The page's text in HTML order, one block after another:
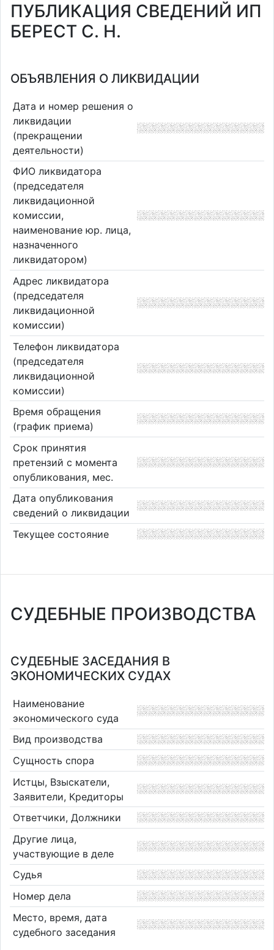
ПУБЛИКАЦИЯ СВЕДЕНИЙ ИП
БЕРЕСТ С. Н.
ОБЪЯВЛЕНИЯ О ЛИКВИДАЦИИ
Дата и номер решения о
ликвидации
(прекращении
деятельности)
ФИО ликвидатора
(председателя
ликвидационной
комиссии,
наименование юр. лица,
назначенного
ликвидатором)
Адрес ликвидатора
(председателя
ликвидационной
комиссии)
Телефон ликвидатора
(председателя
ликвидационной
комиссии)
Время обращения
(график приема)
Срок принятия
претензий с момента
опубликования, мес.
Дата опубликования
сведений о ликвидации
Текущее состояние
СУДЕБНЫЕ ПРОИЗВОДСТВА
СУДЕБНЫЕ ЗАСЕДАНИЯ В
ЭКОНОМИЧЕСКИХ СУДАХ
Наименование
экономического суда
Вид производства
Сущность спора
Истцы, Взыскатели,
Заявители, Кредиторы
Ответчики, Должники
Другие лица,
участвующие в деле
Судья
Номер дела
Место, время, дата
судебного заседания